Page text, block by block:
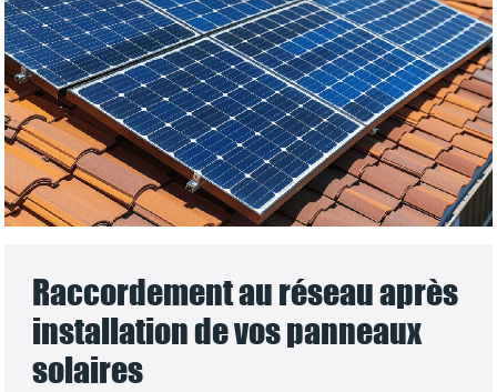
Raccordement au réseau après
installation de vos panneaux
solaires